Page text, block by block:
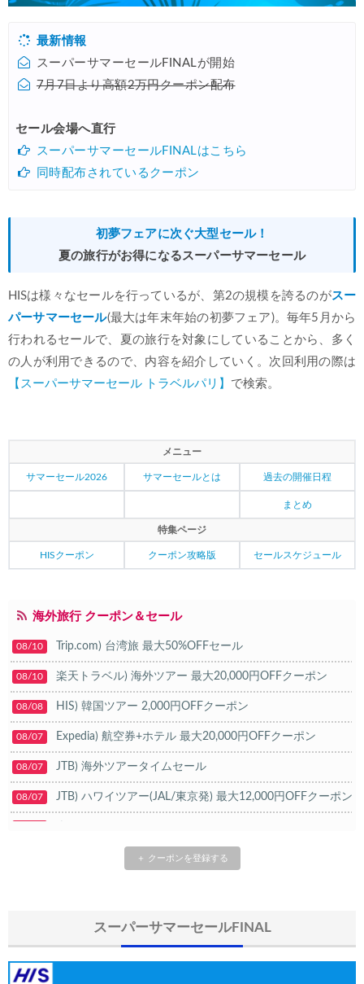
最新情報
スーパーサマーセールFINALが開始
7月7日より高額2万円クーポン配布
セール会場へ直行
スーパーサマーセールFINALはこちら
同時配布されているクーポン
初夢フェアに次ぐ大型セール！
夏の旅行がお得になるスーパーサマーセール
HISは様々なセールを行っているが、第2の規模を誇るのがスー
パーサマーセール(最大は年末年始の初夢フェア)。毎年5月から
行われるセールで、夏の旅行を対象にしていることから、多く
の人が利用できるので、内容を紹介していく。次回利用の際は
【スーパーサマーセール トラベルパリ】 で検索。
メニュー
サマーセール2026 サマーセールとは 過去の開催日程
まとめ
特集ページ
HISクーポン クーポン攻略版 セールスケジュール
海外旅行 クーポン＆セール
08/10 Trip.com) 台湾旅 最大50%OFFセール
08/10 楽天トラベル) 海外ツアー 最大20,000円OFFクーポン
08/08 HIS) 韓国ツアー 2,000円OFFクーポン
08/07 Expedia) 航空券+ホテル 最大20,000円OFFクーポン
08/07 JTB) 海外ツアータイムセール
08/07 JTB) ハワイツアー(JAL/東京発) 最大12,000円OFFクーポン
Trip.com) ホテル 最大15%OFFクーポン
08/04 HIS) 海外航空券タイムセール
08/04
＋ クーポンを登録する
スーパーサマーセールFINAL